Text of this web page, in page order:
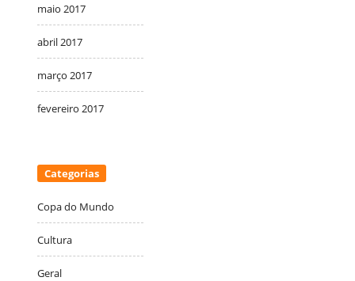
maio 2017
abril 2017
março 2017
fevereiro 2017
Categorias
Copa do Mundo
Cultura
Geral